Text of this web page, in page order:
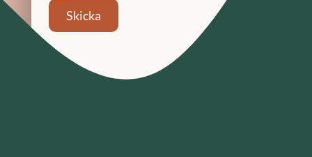
Skicka